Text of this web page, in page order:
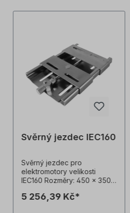
Svěrný jezdec IEC160
Svěrný jezdec pro
elektromotory velikosti
IEC160 Rozměry: 450 x 350 x
kgHmotnost: cca 9,7
5 256,39 Kč*